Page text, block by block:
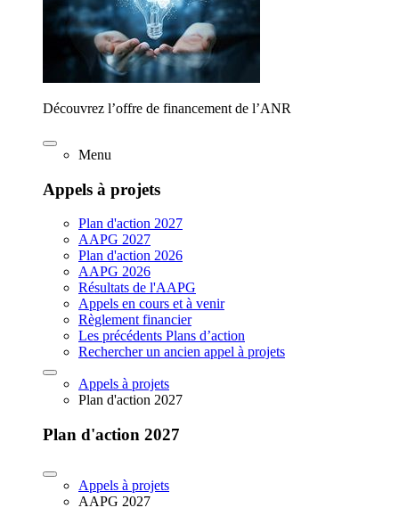
Découvrez l’offre de financement de l’ANR
Menu
Appels à projets
Plan d'action 2027
AAPG 2027
Plan d'action 2026
AAPG 2026
Résultats de l'AAPG
Appels en cours et à venir
Règlement financier
Les précédents Plans d’action
Rechercher un ancien appel à projets
Appels à projets
Plan d'action 2027
Plan d'action 2027
Appels à projets
AAPG 2027